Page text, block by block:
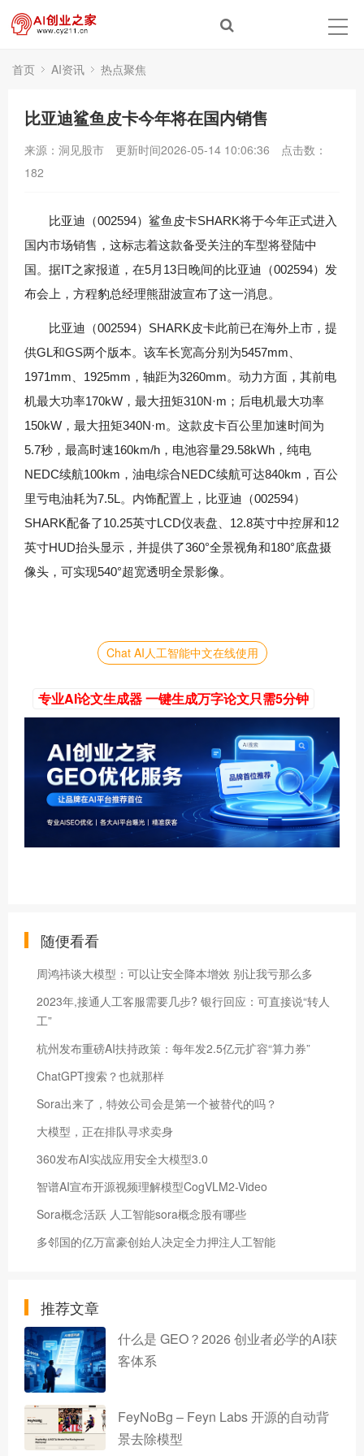
首页 AI资讯 热点聚焦
比亚迪鲨鱼皮卡今年将在国内销售
来源：洞见股市 更新时间2026-05-14 10:06:36
点击数：
182
比亚迪（002594） 鲨鱼皮卡SHARK将于今年正式进入
国内市场销售，这标志着这款备受关注的车型将登陆中
国。据IT之家报道，在5月13日晚间的比亚迪（002594） 发
布会上，方程豹总经理熊甜波宣布了这一消息。
比亚迪（002594） SHARK皮卡此前已在海外上市，提
供GL和GS两个版本。该车长宽高分别为5457mm、
1971mm、1925mm，轴距为3260mm。动力方面，其前电
机最大功率170kW，最大扭矩310N·m；后电机最大功率
150kW，最大扭矩340N·m。这款皮卡百公里加速时间为
5.7秒，最高时速160km/h，电池容量29.58kWh，纯电
NEDC续航100km，油电综合NEDC续航可达840km，百公
里亏电油耗为7.5L。内饰配置上， 比亚迪（002594）
SHARK配备了10.25英寸LCD仪表盘、12.8英寸中控屏和12
英寸HUD抬头显示，并提供了360°全景视角和180°底盘摄
像头，可实现540°超宽透明全景影像。
Chat AI人工智能中文在线使用
专业AI论文生成器 一键生成万字论文只需5分钟
随便看看
周鸿祎谈大模型：可以让安全降本增效 别让我亏那么多
2023年,接通人工客服需要几步? 银行回应：可直接说“转人
工”
杭州发布重磅AI扶持政策：每年发2.5亿元扩容“算力券”
ChatGPT搜索？也就那样
Sora出来了，特效公司会是第一个被替代的吗？
大模型，正在排队寻求卖身
360发布AI实战应用安全大模型3.0
智谱AI宣布开源视频理解模型CogVLM2-Video
Sora概念活跃 人工智能sora概念股有哪些
多邻国的亿万富豪创始人决定全力押注人工智能
推荐文章
什么是 GEO？2026 创业者必学的AI获
客体系
FeyNoBg – Feyn Labs 开源的自动背
景去除模型